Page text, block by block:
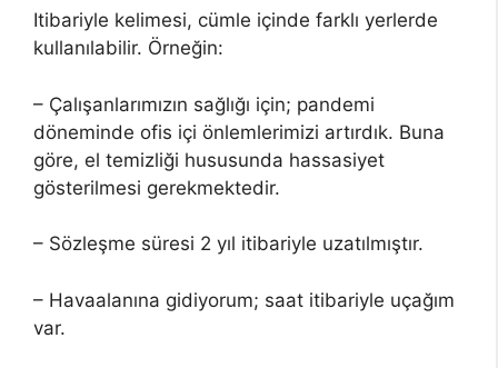
Itibariyle kelimesi, cümle içinde farklı yerlerde
kullanılabilir. Örneğin:
– Çalışanlarımızın sağlığı için; pandemi
döneminde ofis içi önlemlerimizi artırdık. Buna
göre, el temizliği hususunda hassasiyet
gösterilmesi gerekmektedir.
– Sözleşme süresi 2 yıl itibariyle uzatılmıştır.
– Havaalanına gidiyorum; saat itibariyle uçağım
var.